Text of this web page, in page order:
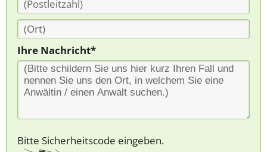
Ihre Nachricht*
Bitte Sicherheitscode eingeben.